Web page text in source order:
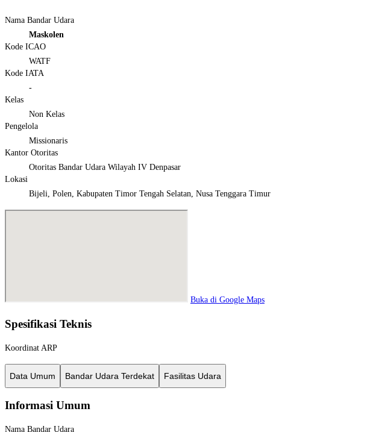
Nama Bandar Udara
Maskolen
Kode ICAO
WATF
Kode IATA
-
Kelas
Non Kelas
Pengelola
Missionaris
Kantor Otoritas
Otoritas Bandar Udara Wilayah IV Denpasar
Lokasi
Bijeli, Polen, Kabupaten Timor Tengah Selatan, Nusa Tenggara Timur
Buka di Google Maps
Spesifikasi Teknis
Koordinat ARP
Data Umum Bandar Udara Terdekat Fasilitas Udara
Informasi Umum
Nama Bandar Udara